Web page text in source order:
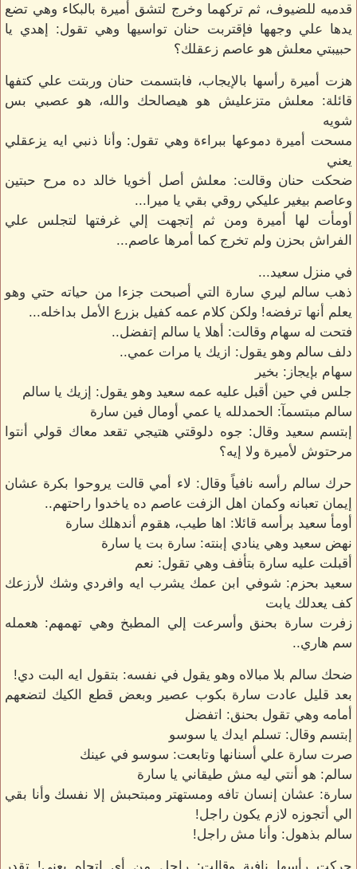
قدميه للضيوف، ثم تركهما وخرج لتشق أميرة بالبكاء وهي تضع
يدها علي وجهها فإقتربت حنان تواسيها وهي تقول: إهدي يا
حبيبتي معلش هو عاصم زعقلك؟
هزت أميرة رأسها بالإيجاب، فابتسمت حنان وربتت علي كتفها
قائلة: معلش متزعليش هو هيصالحك والله، هو عصبي بس
شويه
مسحت أميرة دموعها ببراءة وهي تقول: وأنا ذنبي ايه يزعقلي
يعني
ضحكت حنان وقالت: معلش أصل أخويا خالد ده مرح حبتين
وعاصم بيغير عليكي روقي بقي يا ميرا...
أومأت لها أميرة ومن ثم إتجهت إلي غرفتها لتجلس علي
الفراش بحزن ولم تخرج كما أمرها عاصم...
في منزل سعيد...
ذهب سالم ليري سارة التي أصبحت جزءا من حياته حتي وهو
يعلم أنها ترفضه! ولكن كلام عمه كفيل بزرع الأمل بداخله...
فتحت له سهام وقالت: أهلا يا سالم إتفضل..
دلف سالم وهو يقول: ازيك يا مرات عمي..
سهام بإيجاز: بخير
جلس في حين أقبل عليه عمه سعيد وهو يقول: إزيك يا سالم
سالم مبتسمآ: الحمدلله يا عمي أومال فين سارة
إبتسم سعيد وقال: جوه دلوقتي هتيجي تقعد معاك قولي أنتوا
مرحتوش لأميرة ولا إيه؟
حرك سالم رأسه نافياً وقال: لاء أمي قالت يروحوا بكرة عشان
إيمان تعبانه وكمان اهل الزفت عاصم ده ياخدوا راحتهم..
أومأ سعيد برأسه قائلا: اها طيب، هقوم أندهلك سارة
نهض سعيد وهي ينادي إبنته: سارة بت يا سارة
أقبلت عليه سارة بتأفف وهي تقول: نعم
سعيد بحزم: شوفي ابن عمك يشرب ايه وافردي وشك لأرزعك
كف يعدلك يابت
زفرت سارة بحنق وأسرعت إلي المطبخ وهي تهمهم: هعمله
سم هاري..
ضحك سالم بلا مبالاه وهو يقول في نفسه: بتقول ايه البت دي!
بعد قليل عادت سارة بكوب عصير وبعض قطع الكيك لتضعهم
أمامه وهي تقول بحنق: اتفضل
إبتسم وقال: تسلم ايدك يا سوسو
صرت سارة علي أسنانها وتابعت: سوسو في عينك
سالم: هو أنتي ليه مش طيقاني يا سارة
سارة: عشان إنسان تافه ومستهتر ومبتحبش إلا نفسك وأنا بقي
الي أتجوزه لازم يكون راجل!
سالم بذهول: وأنا مش راجل!